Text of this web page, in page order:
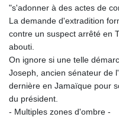
"s'adonner à des actes de
La demande d'extradition
contre un suspect arrêté en
abouti.
On ignore si une telle
Joseph, ancien sénateur de
dernière en Jamaïque pour
du président.
- Multiples zones d'ombre -